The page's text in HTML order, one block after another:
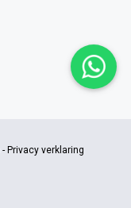
- Privacy verklaring